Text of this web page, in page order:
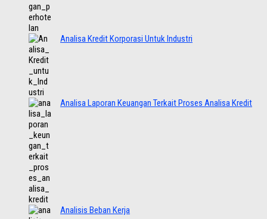
Analisa Kredit Korporasi Untuk Industri
Analisa Laporan Keuangan Terkait Proses Analisa Kredit
Analisis Beban Kerja